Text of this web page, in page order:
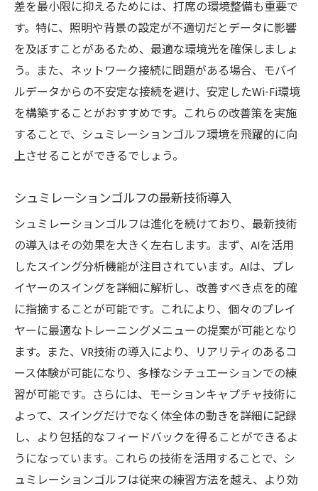
差を最小限に抑えるためには、打席の環境整備も重要で
す。特に、照明や背景の設定が不適切だとデータに影響
を及ぼすことがあるため、最適な環境光を確保しましょ
う。また、ネットワーク接続に問題がある場合、モバイ
ルデータからの不安定な接続を避け、安定したWi-Fi環境
を構築することがおすすめです。これらの改善策を実施
することで、シュミレーションゴルフ環境を飛躍的に向
上させることができるでしょう。
シュミレーションゴルフの最新技術導入
シュミレーションゴルフは進化を続けており、最新技術
の導入はその効果を大きく左右します。まず、AIを活用
したスイング分析機能が注目されています。AIは、プレ
イヤーのスイングを詳細に解析し、改善すべき点を的確
に指摘することが可能です。これにより、個々のプレイ
ヤーに最適なトレーニングメニューの提案が可能となり
ます。また、VR技術の導入により、リアリティのあるコ
ース体験が可能になり、多様なシチュエーションでの練
習が可能です。さらには、モーションキャプチャ技術に
よって、スイングだけでなく体全体の動きを詳細に記録
し、より包括的なフィードバックを得ることができるよ
うになっています。これらの技術を活用することで、シ
ュミレーションゴルフは従来の練習方法を越え、より効